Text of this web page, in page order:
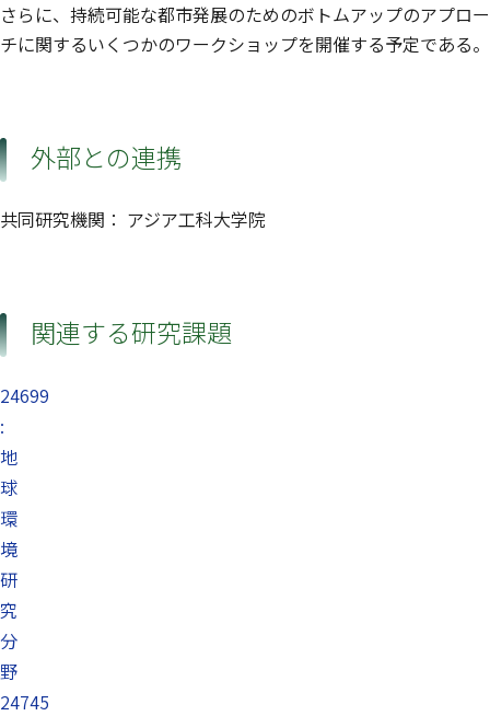
さらに、持続可能な都市発展のためのボトムアップのアプロー
チに関するいくつかのワークショップを開催する予定である。
外部との連携
共同研究機関： アジア工科大学院
関連する研究課題
24699
:
地
球
環
境
研
究
分
野
24745